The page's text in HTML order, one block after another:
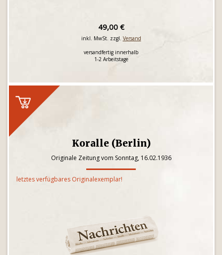
49,00 €
inkl. MwSt. zzgl. Versand
versandfertig innerhalb
1-2 Arbeitstage
Koralle (Berlin)
Originale Zeitung vom Sonntag, 16.02.1936
letztes verfügbares Originalexemplar!